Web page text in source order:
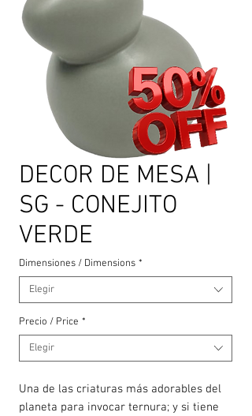
DECOR DE MESA |
SG - CONEJITO
VERDE
Dimensiones / Dimensions *
Elegir
Precio / Price *
Elegir
Una de las criaturas más adorables del
planeta para invocar ternura; y si tiene